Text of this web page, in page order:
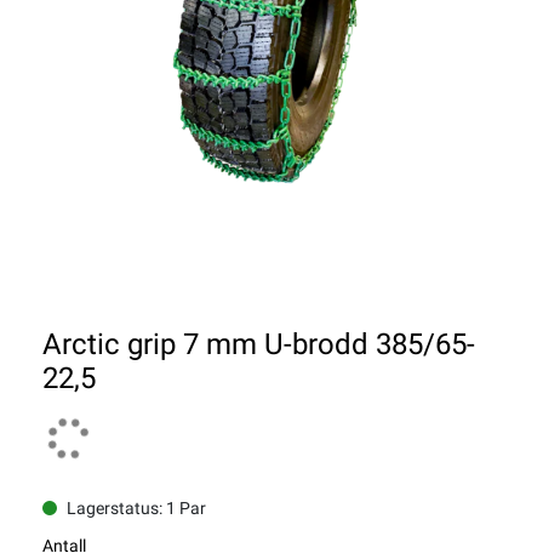
Arctic grip 7 mm U-brodd 385/65-
22,5
Lagerstatus: 1 Par
Antall